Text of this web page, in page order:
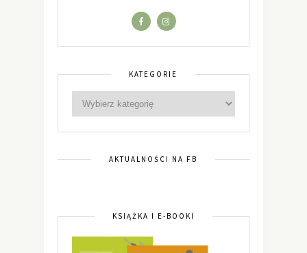
KATEGORIE
AKTUALNOŚCI NA FB
KSIĄŻKA I E-BOOKI